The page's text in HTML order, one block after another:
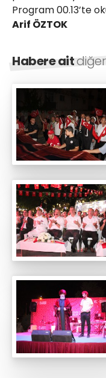
Program 00.13’te
Arif ÖZTOK
Habere ait